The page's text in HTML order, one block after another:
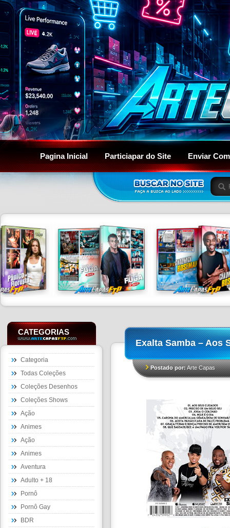
Pagina Inicial Particiapar do Site Enviar
CATEGORIAS
Categoria
Todas Coleções
Coleções Desenhos
Coleções Shows
Ação
Animes
Ação
Animes
Aventura
Adulto + 18
Pornô
Pornô Gay
BDR
Exalta Samba – Aos
Postado por:Arte Capas